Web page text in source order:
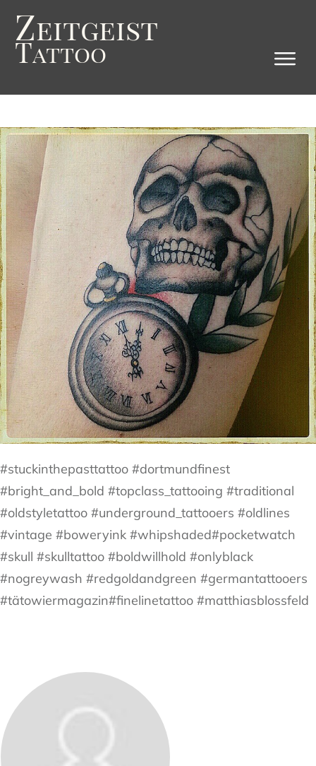
Zeitgeist
Tattoo
#stuckinthepasttattoo #dortmundfinest
#bright_and_bold #topclass_tattooing #traditional
#oldstyletattoo #underground_tattooers #oldlines
#vintage #boweryink #whipshaded#pocketwatch
#skull #skulltattoo #boldwillhold #onlyblack
#nogreywash #redgoldandgreen #germantattooers
#tätowiermagazin#finelinetattoo #matthiasblossfeld